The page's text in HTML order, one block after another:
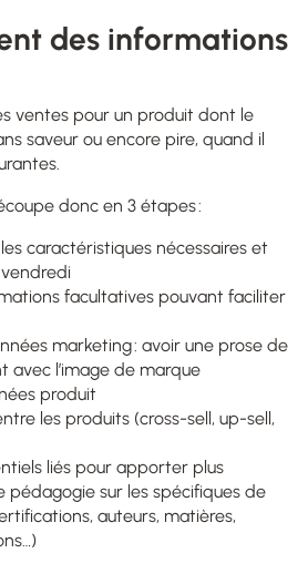
des informations
ventes pour un produit dont le
saveur ou encore pire, quand il
donc en 3 étapes :
les caractéristiques nécessaires et
facultatives pouvant faciliter
marketing : avoir une prose de
avec l’image de marque
produit
les produits (cross-sell, up-sell,
liés pour apporter plus
pédagogie sur les spécifiques de
auteurs, matières,